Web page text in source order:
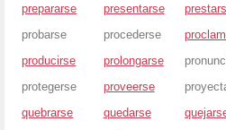
prepararse
presentarse
probarse
procederse
producirse
prolongarse
protegerse
proveerse
quebrarse
quedarse